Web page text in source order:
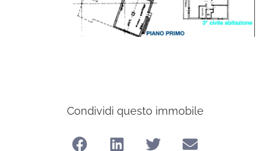
Condividi questo immobile